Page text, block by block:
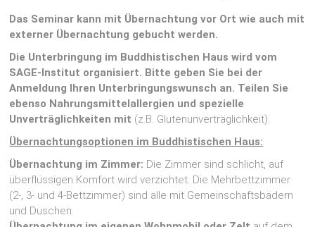
Das Seminar kann mit Übernachtung vor Ort wie auch mit
externer Übernachtung gebucht werden.
Die Unterbringung im Buddhistischen Haus wird vom
SAGE-Institut organisiert. Bitte geben Sie bei der
Anmeldung Ihren Unterbringungswunsch an. Teilen Sie
ebenso Nahrungsmittelallergien und spezielle
Unverträglichkeiten mit (z.B. Glutenunverträglichkeit).
Übernachtungsoptionen im Buddhistischen Haus:
Übernachtung im Zimmer: Die Zimmer sind schlicht, auf
überflüssigen Komfort wird verzichtet. Die Mehrbettzimmer
(2-, 3- und 4-Bettzimmer) sind alle mit Gemeinschaftsbädern
und Duschen.